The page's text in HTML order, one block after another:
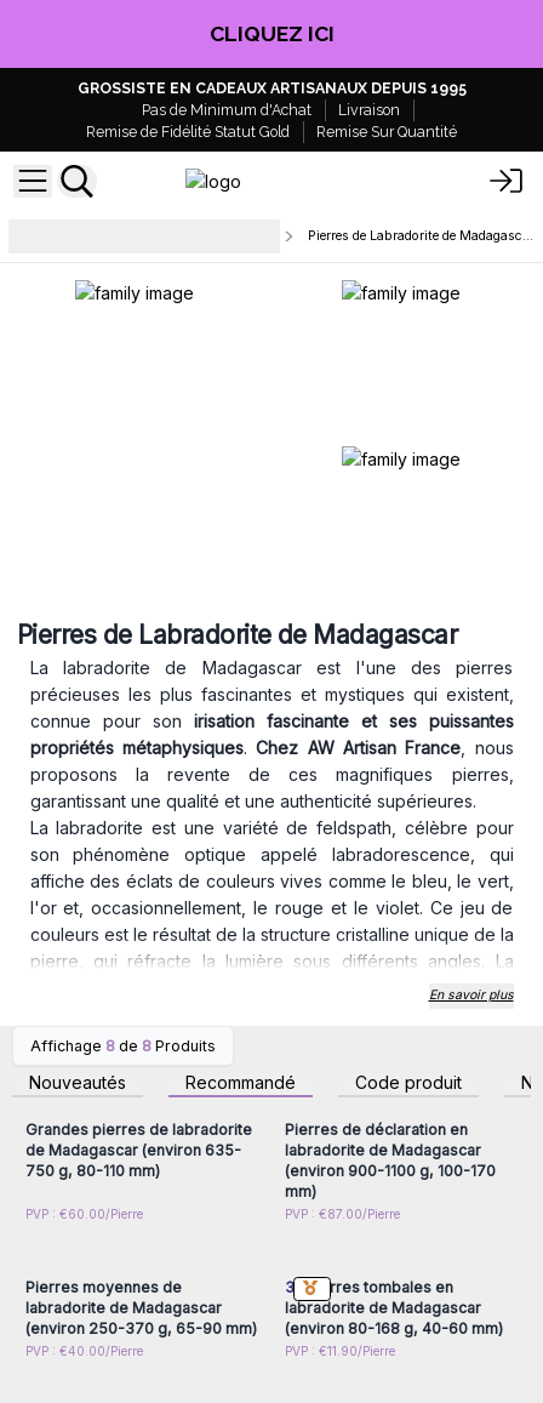
CLIQUEZ ICI
GROSSISTE EN CADEAUX ARTISANAUX DEPUIS 1995
Pas de Minimum d'Achat
Livraison
Remise de Fidélité Statut Gold
Remise Sur Quantité
Pierres de Labradorite de Madagascar
Pierres de Labradorite de Madagascar
La labradorite de Madagascar est l'une des pierres
précieuses les plus fascinantes et mystiques qui existent,
connue pour son irisation fascinante et ses puissantes
propriétés métaphysiques.Chez AW Artisan France, nous
proposons la revente de ces magnifiques pierres,
garantissant une qualité et une authenticité supérieures.
La labradorite est une variété de feldspath, célèbre pour
son phénomène optique appelé labradorescence, qui
affiche des éclats de couleurs vives comme le bleu, le vert,
l'or et, occasionnellement, le rouge et le violet. Ce jeu de
couleurs est le résultat de la structure cristalline unique de la
pierre, qui réfracte la lumière sous différents angles. La
« pierre de transformation
spirituelle et de la méditation.
à accéder à des états de conscience supérieurs. Il inspire
de nouvelles idées et des solutions créatives, étant idéal
pour les artistes et les professionnels en quête d'innovation
et aidant à soulager le stress et l'anxiété, favorisant un
sentiment de calme et d'équilibre intérieur. Il est également
d'oreilles. Leur beauté singulière et leurs propriétés
énergétiques font de ces pièces non seulement des
parures esthétiques, mais aussi des amulettes personnelles
de protection et d'inspiration.
En savoir plus
Affichage 8 de 8 Produits
Nouveautés Recommandé Code produit
Connectez-vous ou
inscrivez-vous pour
accéder aux prix de gros
Grandes pierres de labradorite
de Madagascar (environ 635-
750 g, 80-110 mm)
PVP : €60.00/Pierre
inscrivez-vous pour
accéder aux prix de gros
Pierres de déclaration en
labradorite de Madagascar
(environ 900-1100 g, 100-170
mm)
PVP : €87.00/Pierre
Connectez-vous ou
Pierres moyennes de
labradorite de Madagascar
(environ 250-370 g, 65-90 mm)
PVP : €40.00/Pierre
Connectez-vous ou
3x Pierres tombales en
labradorite de Madagascar
(environ 80-168 g, 40-60 mm)
PVP : €11.90/Pierre
Connectez-vous ou
Connectez-vous ou